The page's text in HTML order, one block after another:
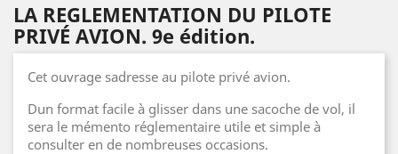
LA REGLEMENTATION DU PILOTE
PRIVÉ AVION. 9e édition.
Cet ouvrage sadresse au pilote privé avion.
Dun format facile à glisser dans une sacoche de vol, il
sera le mémento réglementaire utile et simple à
consulter en de nombreuses occasions.